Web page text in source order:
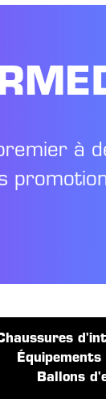
à
Ballons